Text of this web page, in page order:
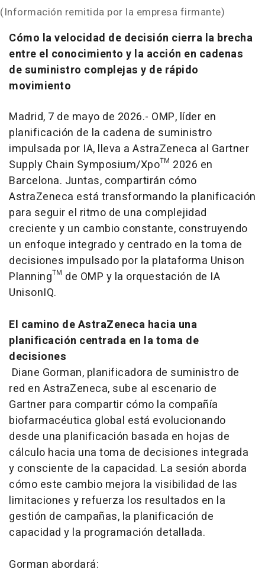
(Información remitida por la empresa firmante)
Cómo la velocidad de decisión cierra la brecha
entre el conocimiento y la acción en cadenas
de suministro complejas y de rápido
movimiento
Madrid, 7 de mayo de 2026.- OMP, líder en
planificación de la cadena de suministro
impulsada por IA, lleva a AstraZeneca al Gartner
Supply Chain Symposium/Xpo™ 2026 en
Barcelona. Juntas, compartirán cómo
AstraZeneca está transformando la planificación
para seguir el ritmo de una complejidad
creciente y un cambio constante, construyendo
un enfoque integrado y centrado en la toma de
decisiones impulsado por la plataforma Unison
Planning™ de OMP y la orquestación de IA
UnisonIQ.
El camino de AstraZeneca hacia una
planificación centrada en la toma de
decisiones
Diane Gorman, planificadora de suministro de
red en AstraZeneca, sube al escenario de
Gartner para compartir cómo la compañía
biofarmacéutica global está evolucionando
desde una planificación basada en hojas de
cálculo hacia una toma de decisiones integrada
y consciente de la capacidad. La sesión aborda
cómo este cambio mejora la visibilidad de las
limitaciones y refuerza los resultados en la
gestión de campañas, la planificación de
capacidad y la programación detallada.
Gorman abordará: